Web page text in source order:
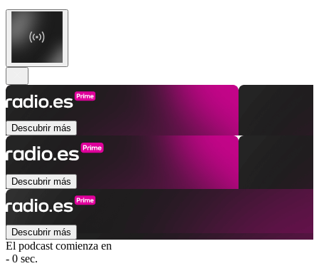
Descubrir más
Descubrir más
Descubrir más
El podcast comienza en
- 0 sec.